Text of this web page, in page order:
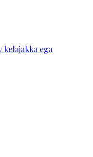
kelajakka ega